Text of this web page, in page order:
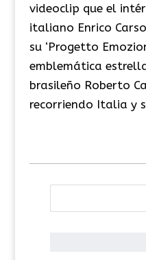
videoclip que el
italiano Enrico
su ‘Progetto
emblemática
brasileño Roberto
recorriendo Italia y